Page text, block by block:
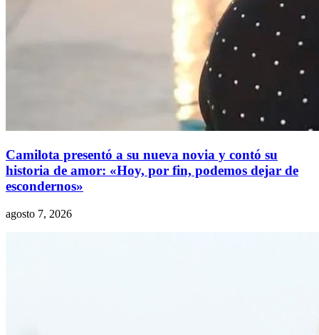
Camilota presentó a su nueva novia y contó su
historia de amor: «Hoy, por fin, podemos dejar de
escondernos»
agosto 7, 2026